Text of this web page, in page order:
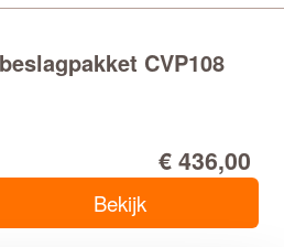
CVP108
€ 436,00
Bekijk